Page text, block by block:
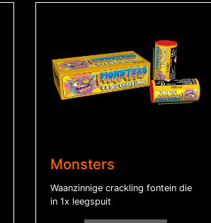
Monsters
Waanzinnige crackling fontein die
in 1x leegspuit